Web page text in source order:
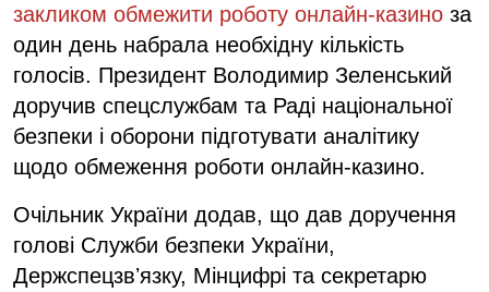
закликом обмежити роботу онлайн-казино за
один день набрала необхідну кількість
голосів. Президент Володимир Зеленський
доручив спецслужбам та Раді національної
безпеки і оборони підготувати аналітику
щодо обмеження роботи онлайн-казино.
Очільник України додав, що дав доручення
голові Служби безпеки України,
Держспецзвʼязку, Мінцифрі та секретарю